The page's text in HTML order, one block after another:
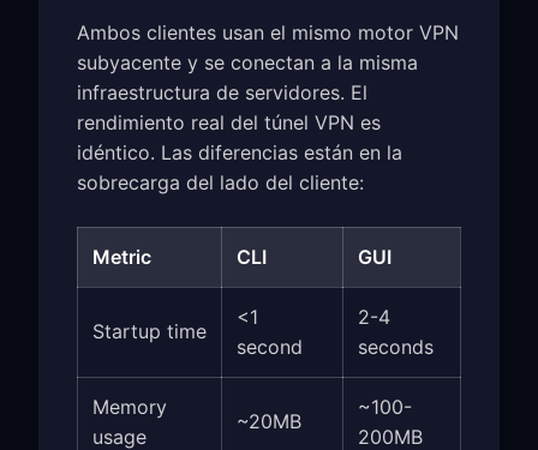
Ambos clientes usan el mismo motor VPN
subyacente y se conectan a la misma
infraestructura de servidores. El
rendimiento real del túnel VPN es
idéntico. Las diferencias están en la
sobrecarga del lado del cliente:
Metric CLI GUI
Startup time
<1
second
2-4
seconds
Memory
usage
~20MB
~100-
200MB